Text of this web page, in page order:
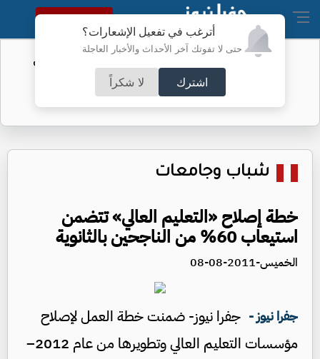
أترغب في تفعيل الإشعارات؟
حتى لا تفوتك آخر الأحداث والأخبار العاجلة
اشترك لا شكراً
النسخة الكاملة
الفيفا يحول مستحقات الأردن المالية من
كأس العرب
شباب وجامعات
خطة إصلاح «التعليم العالي» تتضمن
استيعاب 60% من الناجحين بالثانوية
الخميس-2011-08-08
جفرا نيوز - جفرا نيوز- ضمنت خطة العمل لإصلاح
مؤسسات التعليم العالي وتطويرها من عام 2012–